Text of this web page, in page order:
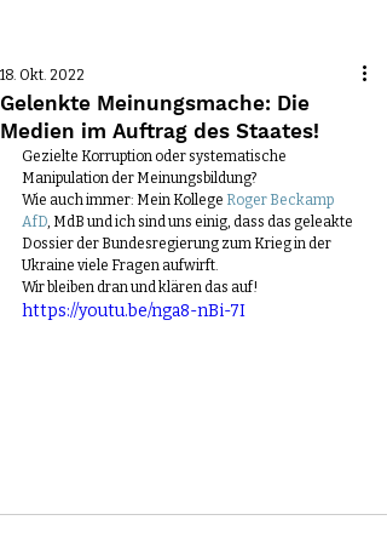
Gelenkte Meinungsmache: Die
Medien im Auftrag des Staates!
18. Okt. 2022
Gezielte Korruption oder systematische
Manipulation der Meinungsbildung?
Wie auch immer: Mein Kollege Roger Beckamp
AfD, MdB und ich sind uns einig, dass das geleakte
Dossier der Bundesregierung zum Krieg in der
Ukraine viele Fragen aufwirft.
Wir bleiben dran und klären das auf!
https://youtu.be/nga8-nBi-7I